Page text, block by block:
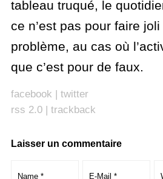
tableau truqué, le
ce n’est pas pour faire
problème, au cas où
que c’est pour de faux.
facebook | twitter
rss 2.0| trackback
Laisser un commentaire